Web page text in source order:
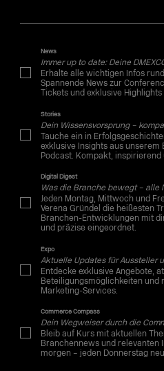
News
Immer up to date: Deine
Erhalte alle wichtigen Infos rund
Spannende News zur
Tickets und exklusive
Stories
Dein Wissensvorsprung –
Tauche ein in
exklusive Insights aus unserem
Podcast. Kompakt,
Digital Digest
Was die Branche bewegt – alle
Jeden Montag, Mittwoch und
Verena Gründel die heißesten
Branchen-Entwicklungen mit
und präzise eingeordnet.
Expo
Aktuelle Updates für Aussteller
Entdecke exklusive Angebote,
Beteiligungsmöglichkeiten und
Marketing-Services.
Commerce Compass
Dein Wegweiser durch die
Bleib auf Kurs mit aktuellen
Branchennews und relevanten
morgen – jeden Donnerstag